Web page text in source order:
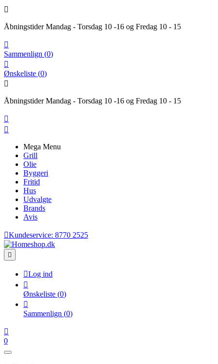

Åbningstider Mandag - Torsdag 10 -16 og Fredag 10 - 15

Sammenlign (0)

Ønskeliste (0)

Åbningstider Mandag - Torsdag 10 -16 og Fredag 10 - 15


Mega Menu
Grill
Olie
Byggeri
Fritid
Hus
Udvalgte
Brands
Avis
Kundeservice: 8770 2525

Log ind

Ønskeliste (0)

Sammenlign (0)

0